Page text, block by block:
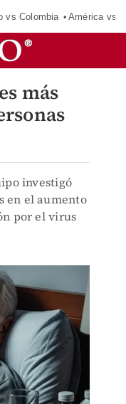
vs Colombia América vs
más
investigó
en el aumento
por el virus